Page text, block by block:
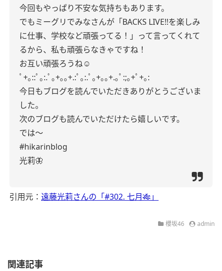
今回もやっぱり不安な気持ちもあります。
でもミーグリでみなさんが「BACKS LIVE!!を楽しみ
に仕事、学校など頑張ってる！」って言ってくれて
るから、私も頑張らなきゃですね！
お互い頑張ろうね☺️
ﾟ+｡::ﾟ｡:.ﾟ｡+｡｡+.:ﾟ｡:.ﾟ｡+｡｡+.｡ﾟ:;｡+ﾟ+｡:
今日もブログを読んでいただきありがとうございま
した。
次のブログも読んでいただけたら嬉しいです。
では〜
#hikarinblog
光莉🦋
引用元： 遠藤光莉さんの「#302. 七月🎋」
櫻坂46 admin
関連記事